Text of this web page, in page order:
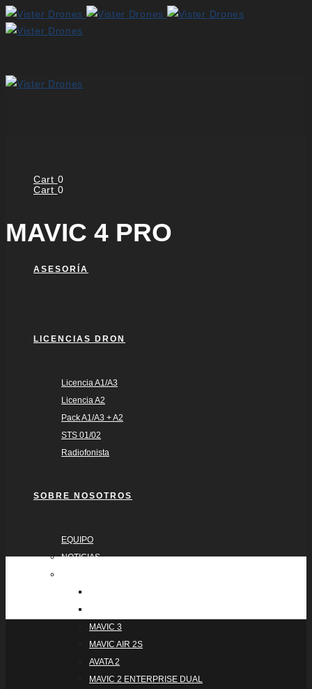
Cart 0
ASESORÍA
LICENCIAS DRON
Licencia A1/A3
Licencia A2
Pack A1/A3 + A2
STS 01/02
Radiofonista
SOBRE NOSOTROS
EQUIPO
NOTICIAS
MAVIC 3
MAVIC AIR 2S
AVATA 2
MAVIC 2 ENTERPRISE DUAL
Cart 0
MAVIC 4 PRO